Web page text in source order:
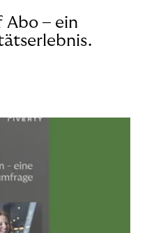
Abo – ein